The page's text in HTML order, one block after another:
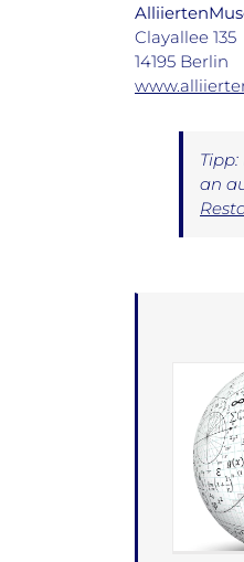
Clayallee 135
14195 Berlin
an